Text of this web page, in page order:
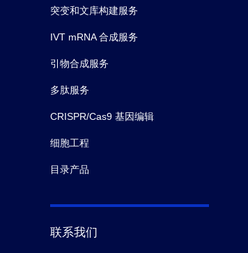
突变和文库构建服务
IVT mRNA 合成服务
引物合成服务
多肽服务
CRISPR/Cas9 基因编辑
细胞工程
目录产品
联系我们